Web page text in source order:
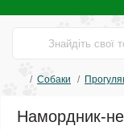
Собаки
Намордник-